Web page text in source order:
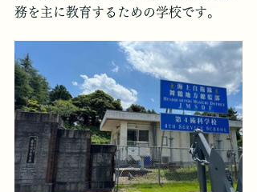
務を主に教育するための学校です。